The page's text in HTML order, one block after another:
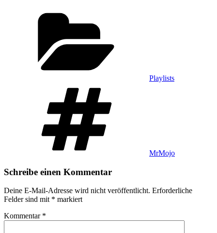
Playlists
MrMojo
Schreibe einen Kommentar
Deine E-Mail-Adresse wird nicht veröffentlicht. Erforderliche
Felder sind mit * markiert
Kommentar *